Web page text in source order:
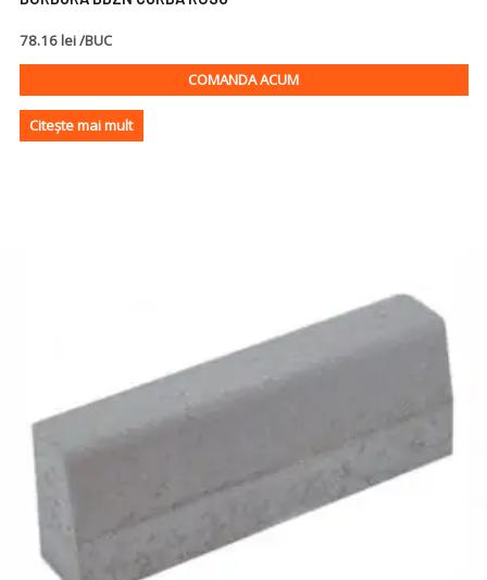
78.16 lei /BUC
COMANDA ACUM
Citește mai mult